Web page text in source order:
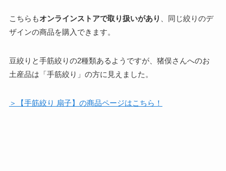
こちらもオンラインストアで取り扱いがあり
、同じ絞りのデ
ザインの商品を購入できます。
豆絞りと手筋絞りの2種類あるようですが、猪俣さんへのお
土産品は「手筋絞り」の方に見えました。
＞【手筋絞り 扇子】の商品ページはこちら！